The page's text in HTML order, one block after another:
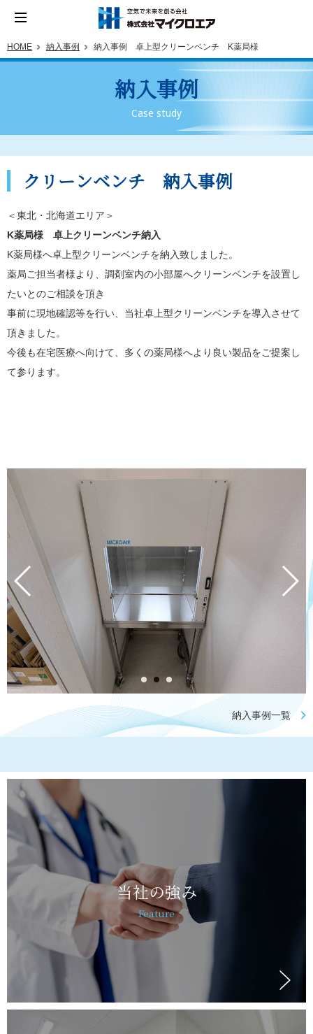
HOME 納入事例 納入事例 卓上型クリーンベンチ K薬局様
納入事例
Case study
クリーンベンチ 納入事例
＜東北・北海道エリア＞
K薬局様 卓上クリーンベンチ納入
K薬局様へ卓上型クリーンベンチを納入致しました。
薬局ご担当者様より、調剤室内の小部屋へクリーンベンチを設置し
たいとのご相談を頂き
事前に現地確認等を行い、当社卓上型クリーンベンチを導入させて
頂きました。
今後も在宅医療へ向けて、多くの薬局様へより良い製品をご提案し
て参ります。
納入事例一覧
当社の強み
Feature